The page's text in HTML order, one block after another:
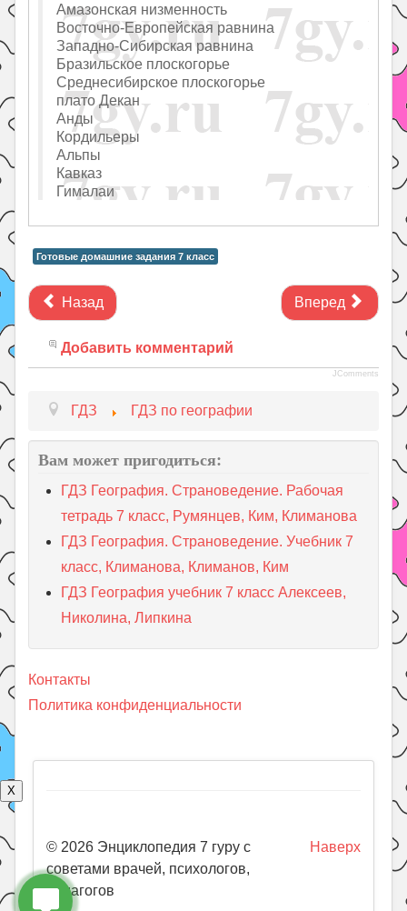
Амазонская низменность
Восточно-Европейская равнина
Западно-Сибирская равнина
Бразильское плоскогорье
Среднесибирское плоскогорье
плато Декан
Анды
Кордильеры
Альпы
Кавказ
Гималаи
Готовые домашние задания 7 класс
Назад Вперед
Добавить комментарий
JComments
ГДЗ ГДЗ по географии
Вам может пригодиться:
ГДЗ География. Страноведение. Рабочая
тетрадь 7 класс, Румянцев, Ким, Климанова
ГДЗ География. Страноведение. Учебник 7
класс, Климанова, Климанов, Ким
ГДЗ География учебник 7 класс Алексеев,
Николина, Липкина
Контакты
Политика конфиденциальности
X
Наверх
© 2026 Энциклопедия 7 гуру с
советами врачей, психологов,
педагогов